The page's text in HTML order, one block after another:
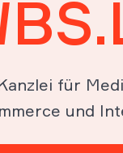
für
und